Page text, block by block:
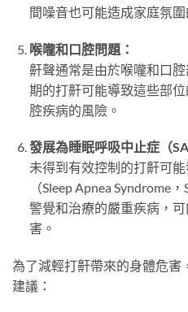
間噪音也可能造成家庭氛圍
喉嚨和口腔問題：
鼾聲通常是由於喉嚨和口
期的打鼾可能導致這些部
腔疾病的風險。
發展為睡眠呼吸中止症（
未得到有效控制的打鼾可
（Sleep Apnea Syndrome
警覺和治療的嚴重疾病，
害。
為了減輕打鼾帶來的身體危害
建議：